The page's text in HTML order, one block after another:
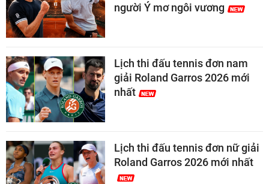
người Ý mơ ngôi vương
Lịch thi đấu tennis đơn nam
giải Roland Garros 2026 mới
nhất
Lịch thi đấu tennis đơn nữ giải
Roland Garros 2026 mới nhất